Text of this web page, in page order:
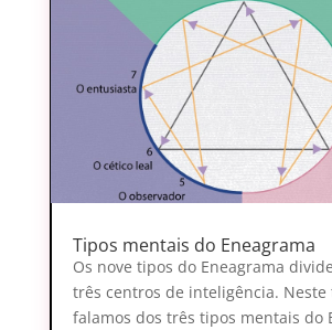
Tipos mentais do Eneagrama
Os nove tipos do Eneagrama
três centros de inteligência. Neste
falamos dos três tipos mentais do